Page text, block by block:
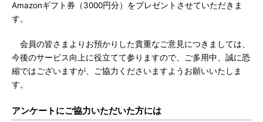
Amazonギフト券（3000円分）をプレゼントさせていただきま
す。
会員の皆さまよりお預かりした貴重なご意見につきましては、
今後のサービス向上に役立てて参りますので、ご多用中、誠に恐
縮ではございますが、ご協力くださいますようお願いいたしま
す。
アンケートにご協力いただいた方には